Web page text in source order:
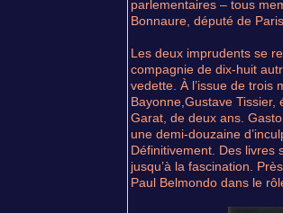
parlementaires – tous
Bonnaure, député de
Les deux imprudents se
compagnie de dix-huit
vedette. À l’issue de trois
Bayonne,Gustave
Garat, de deux ans.
une demi-douzaine
Définitivement. Des livres
jusqu’à la fascination.
Paul Belmondo dans le